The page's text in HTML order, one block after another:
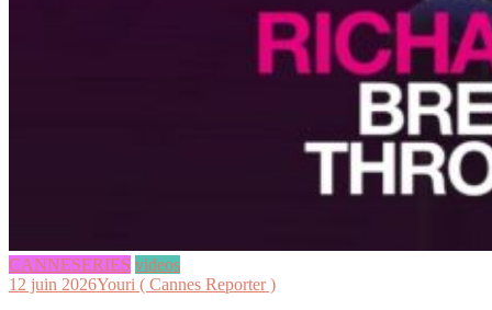
CANNESERIES videos
12 juin 2026Youri ( Cannes Reporter )